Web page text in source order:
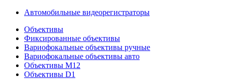
Автомобильные видеорегистраторы
Объективы
Фиксированные объективы
Вариофокальные объективы ручные
Вариофокальные объективы авто
Объективы M12
Объективы D1